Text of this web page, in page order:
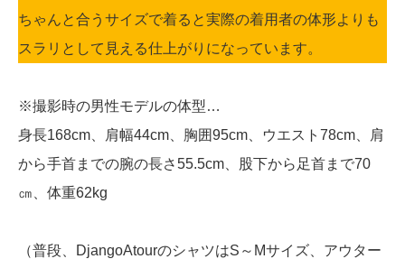
ちゃんと合うサイズで着ると実際の着用者の体形よりも
スラリとして見える仕上がりになっています。
※撮影時の男性モデルの体型…
身長168cm、肩幅44cm、胸囲95cm、ウエスト78cm、肩
から手首までの腕の長さ55.5cm、股下から足首まで70
㎝、体重62kg
（普段、DjangoAtourのシャツはS～Mサイズ、アウター